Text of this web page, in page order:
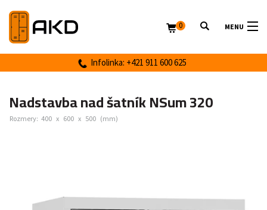
MENU
Infolinka: +421 911 600 625
0
Nadstavba nad šatník NSum 320
Rozmery: 400 x 600 x 500 (mm)